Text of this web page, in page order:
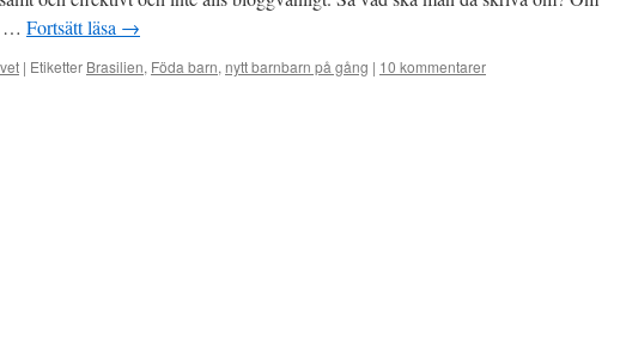
… Fortsätt läsa →
| Etiketter Brasilien, Föda barn, nytt barnbarn på gång | 10 kommentarer